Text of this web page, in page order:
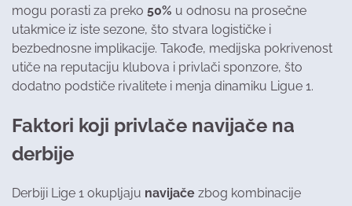
mogu porasti za preko 50% u odnosu na prosečne
utakmice iz iste sezone, što stvara logističke i
bezbednosne implikacije. Takođe, medijska pokrivenost
utiče na reputaciju klubova i privlači sponzore, što
dodatno podstiče rivalitete i menja dinamiku Ligue 1.
Faktori koji privlače navijače na
derbije
Derbiji Lige 1 okupljaju navijače zbog kombinacije